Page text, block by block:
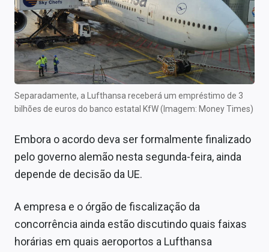
Separadamente, a Lufthansa receberá um empréstimo de 3
bilhões de euros do banco estatal KfW (Imagem: Money Times)
Embora o acordo deva ser formalmente finalizado
pelo governo alemão nesta segunda-feira, ainda
depende de decisão da UE.
A empresa e o órgão de fiscalização da
concorrência ainda estão discutindo quais faixas
horárias em quais aeroportos a Lufthansa